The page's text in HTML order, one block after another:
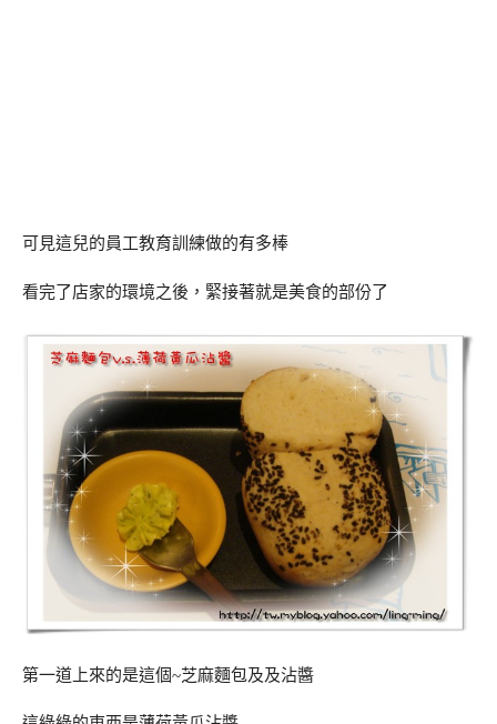
可見這兒的員工教育訓練做的有多棒
看完了店家的環境之後，緊接著就是美食的部份了
第一道上來的是這個~芝麻麵包及及沾醬